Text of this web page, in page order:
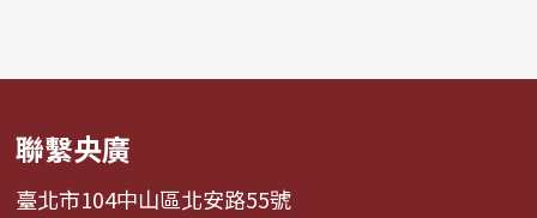
聯繫央廣
臺北市104中山區北安路55號